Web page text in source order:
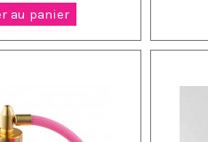
au panier